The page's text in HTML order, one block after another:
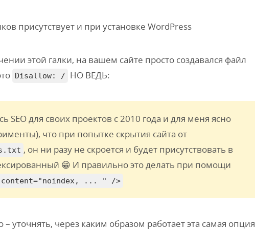
этой галки, на вашем сайте просто создавался файл
Disallow: / НО ВЕДЬ:
SEO для своих проектов с 2010 года и для меня ясно
что при попытке скрытия сайта от
, он ни разу не скроется и будет присутствовать в
😁 И правильно это делать при помощи
content="noindex, ... " />
– уточнять, через каким образом работает эта самая опция